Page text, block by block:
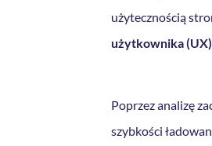
użytecznością
użytkownika (UX)
Poprzez analizę
szybkości